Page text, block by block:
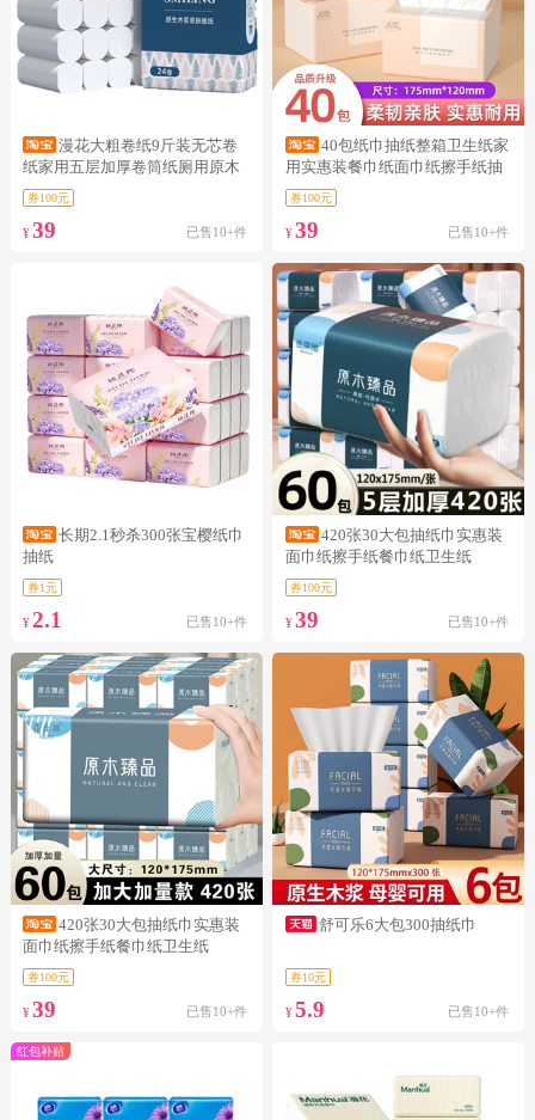
漫花大粗卷纸9斤装无芯卷
纸家用五层加厚卷筒纸厕用原木
浆卫生纸
券100元
¥ 39 已售10+件
40包纸巾抽纸整箱卫生纸家
用实惠装餐巾纸面巾纸擦手纸抽
包邮
券100元
¥39 已售10+件
长期2.1秒杀300张宝樱纸巾
抽纸
券1元
¥ 2.1 已售10+件
420张30大包抽纸巾实惠装
面巾纸擦手纸餐巾纸卫生纸
券100元
¥39 已售10+件
420张30大包抽纸巾实惠装
面巾纸擦手纸餐巾纸卫生纸
券100元
¥ 39 已售10+件
舒可乐6大包300抽纸巾
券10元
¥5.9 已售10+件
红包补贴